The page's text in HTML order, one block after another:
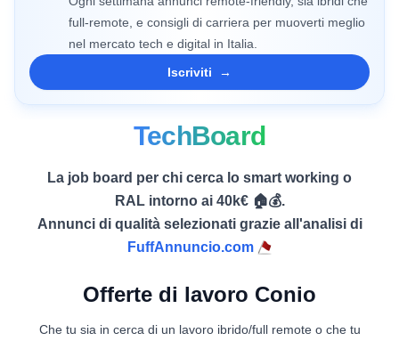
full-remote, e consigli di carriera per muoverti meglio
nel mercato tech e digital in Italia.
Iscriviti
→
TechBoard
La job board per chi cerca lo smart working o
RAL intorno ai 40k€ 🏠💰.
Annunci di qualità selezionati grazie all'analisi di
FuffAnnuncio.com
Offerte di lavoro Conio
Che tu sia in cerca di un lavoro ibrido/full remote o che tu